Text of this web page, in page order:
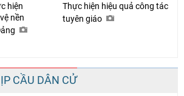
hiện
nền
Thực hiện hiệu quả công tác
tuyên giáo
CẦU DÂN CỬ